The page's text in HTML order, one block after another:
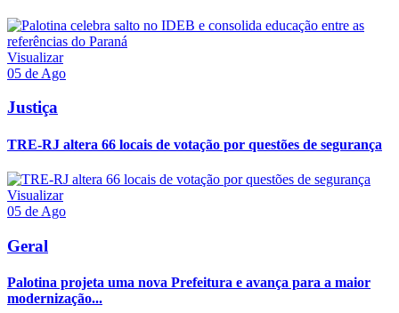
Visualizar
05 de Ago
Justiça
TRE-RJ altera 66 locais de votação por questões de segurança
Visualizar
05 de Ago
Geral
Palotina projeta uma nova Prefeitura e avança para a maior
modernização...